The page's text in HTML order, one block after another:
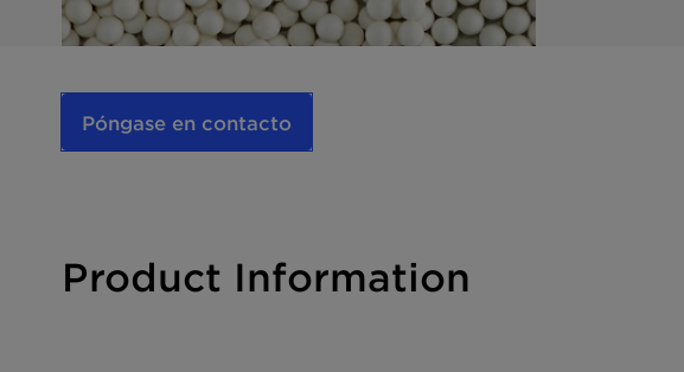
Póngase en contacto
Product Information